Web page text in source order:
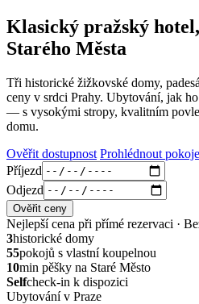
Klasický pražský
Starého Města
Tři historické žižkovské domy,
ceny v srdci Prahy. Ubytování, jak
— s vysokými stropy, kvalitním
domu.
Ověřit dostupnost Prohlédnout pokoje
Příjezd
Odjezd
Ověřit ceny
Nejlepší cena při přímé rezervaci ·
3historické domy
55pokojů s vlastní koupelnou
10min pěšky na Staré Město
Selfcheck-in k dispozici
Ubytování v Praze